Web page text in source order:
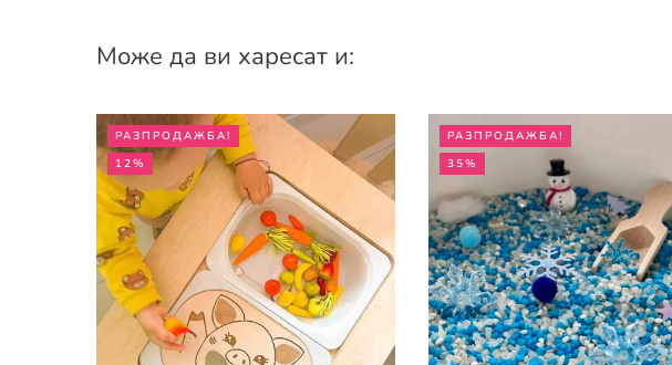
Може да ви харесат и:
РАЗПРОДАЖБА!
12%
РАЗПРОДАЖБА!
35%